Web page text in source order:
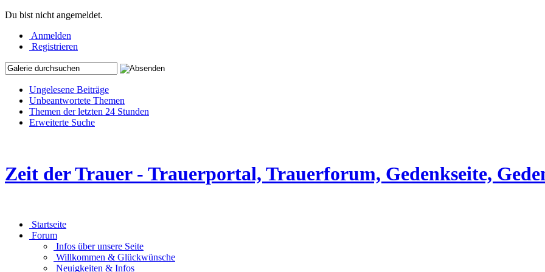
Du bist nicht angemeldet.
Anmelden
Registrieren
Ungelesene Beiträge
Unbeantwortete Themen
Themen der letzten 24 Stunden
Erweiterte Suche
Zeit der Trauer - Trauerportal, Trauerforum, Gedenkseite,
Startseite
Forum
Infos über unsere Seite
Willkommen & Glückwünsche
Neuigkeiten & Infos